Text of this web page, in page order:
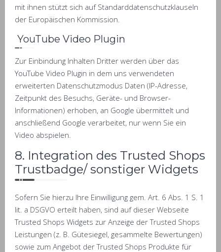
mit ihnen stützt sich auf Standarddatenschutzklauseln
der Europäischen Kommission.
YouTube Video Plugin
Zur Einbindung Inhalten Dritter werden über das
YouTube Video Plugin in dem uns verwendeten
erweiterten Datenschutzmodus Daten (IP-Adresse,
Zeitpunkt des Besuchs, Geräte- und Browser-
Informationen) erhoben, an Google übermittelt und
anschließend Google verarbeitet, nur wenn Sie ein
Video abspielen.
8. Integration des Trusted Shops
Trustbadge/ sonstiger Widgets
Sofern Sie hierzu Ihre Einwilligung gem. Art. 6 Abs. 1 S. 1
lit. a DSGVO erteilt haben, sind auf dieser Webseite
Trusted Shops Widgets zur Anzeige der Trusted Shops
Leistungen (z. B. Gütesiegel, gesammelte Bewertungen)
sowie zum Angebot der Trusted Shops Produkte für